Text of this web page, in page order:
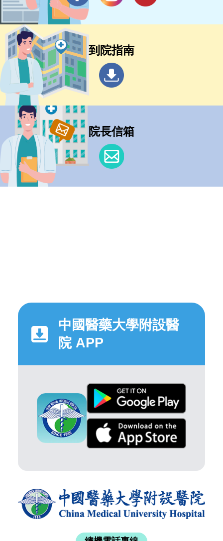
到院指南
院長信箱
中國醫藥大學附設醫
院 APP